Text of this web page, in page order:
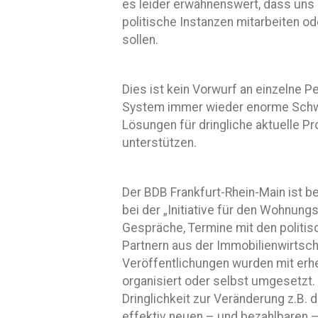
es leider erwähnenswert, dass
politische Instanzen mitarbeiten
sollen.
Dies ist kein Vorwurf an einzelne
System immer wieder enorme
Lösungen für dringliche aktuelle
unterstützen.
Der BDB Frankfurt-Rhein-Main ist
bei der „Initiative für den
Gespräche, Termine mit den
Partnern aus der
Veröffentlichungen wurden mit
organisiert oder selbst umgesetzt.
Dringlichkeit zur Veränderung z.B.